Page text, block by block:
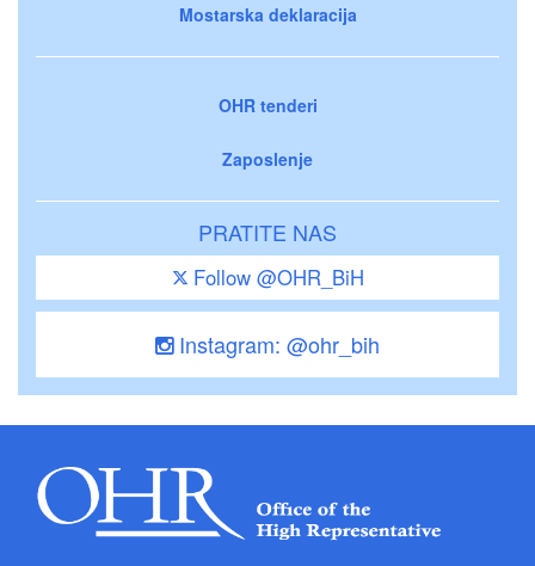
Mostarska deklaracija
OHR tenderi
Zaposlenje
PRATITE NAS
Follow @OHR_BiH
Instagram: @ohr_bih